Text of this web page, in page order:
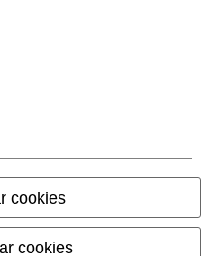
cookies
cookies
pero no losgastos de transporte
HGmbH